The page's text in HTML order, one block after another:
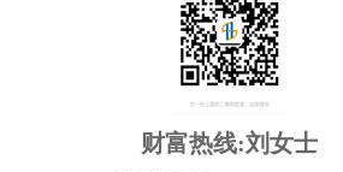
财富热线:刘女士